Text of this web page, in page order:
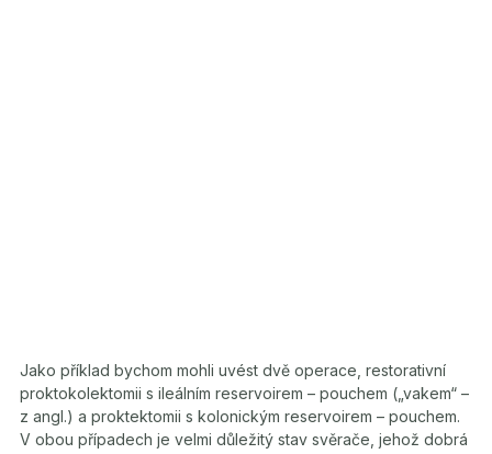
Jako příklad bychom mohli uvést dvě operace, restorativní
proktokolektomii s ileálním reservoirem – pouchem („vakem“ –
z angl.) a proktektomii s kolonickým reservoirem – pouchem.
V obou případech je velmi důležitý stav svěrače, jehož dobrá